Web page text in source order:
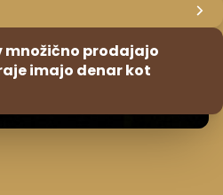
prodajajo
imajo denar kot